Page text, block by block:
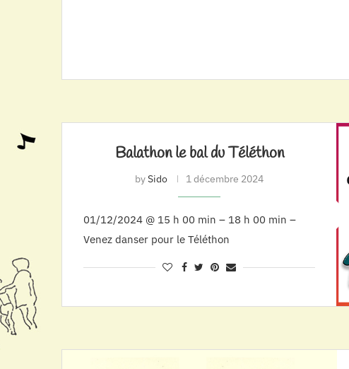
Balathon le bal du Téléthon
bySido 1 décembre 2024
01/12/2024 @ 15 h 00 min – 18 h 00 min –
Venez danser pour le Téléthon